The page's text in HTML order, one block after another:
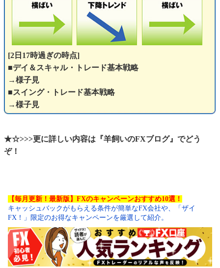
[2日17時過ぎの時点]
■デイ＆スキャル・トレード基本戦略
→様子見
■スイング・トレード基本戦略
→様子見
★☆>>>更に詳しい内容は『羊飼いのFXブログ』でどう
ぞ！
【毎月更新！最新版】FXのキャンペーンおすすめ10選！
キャッシュバックがもらえる条件が簡単なFX会社や、「ザイ
FX！」限定のお得なキャンペーンを厳選して紹介。